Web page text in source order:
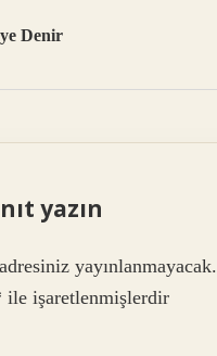
Denir
yazın
yayınlanmayacak.
ile işaretlenmişlerdir